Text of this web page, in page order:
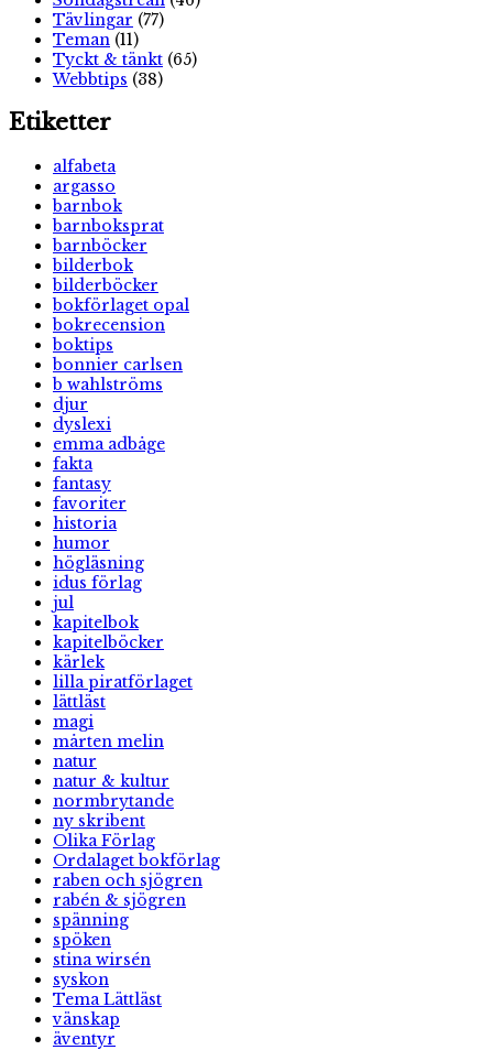
Tävlingar (77)
Teman (11)
Tyckt & tänkt (65)
Webbtips (38)
Etiketter
alfabeta
argasso
barnbok
barnboksprat
barnböcker
bilderbok
bilderböcker
bokförlaget opal
bokrecension
boktips
bonnier carlsen
b wahlströms
djur
dyslexi
emma adbåge
fakta
fantasy
favoriter
historia
humor
högläsning
idus förlag
jul
kapitelbok
kapitelböcker
kärlek
lilla piratförlaget
lättläst
magi
mårten melin
natur
natur & kultur
normbrytande
ny skribent
Olika Förlag
Ordalaget bokförlag
raben och sjögren
rabén & sjögren
spänning
spöken
stina wirsén
syskon
Tema Lättläst
vänskap
äventyr